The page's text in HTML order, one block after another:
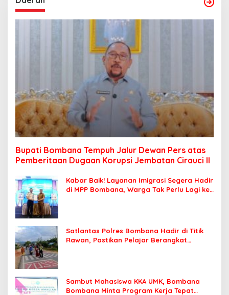
Bupati Bombana Tempuh Jalur Dewan Pers atas
Pemberitaan Dugaan Korupsi Jembatan Cirauci II
Kabar Baik! Layanan Imigrasi Segera Hadir
di MPP Bombana, Warga Tak Perlu Lagi ke
Satlantas Polres Bombana Hadir di Titik
Rawan, Pastikan Pelajar Berangkat
Sambut Mahasiswa KKA UMK, Bombana
Bombana Minta Program Kerja Tepat